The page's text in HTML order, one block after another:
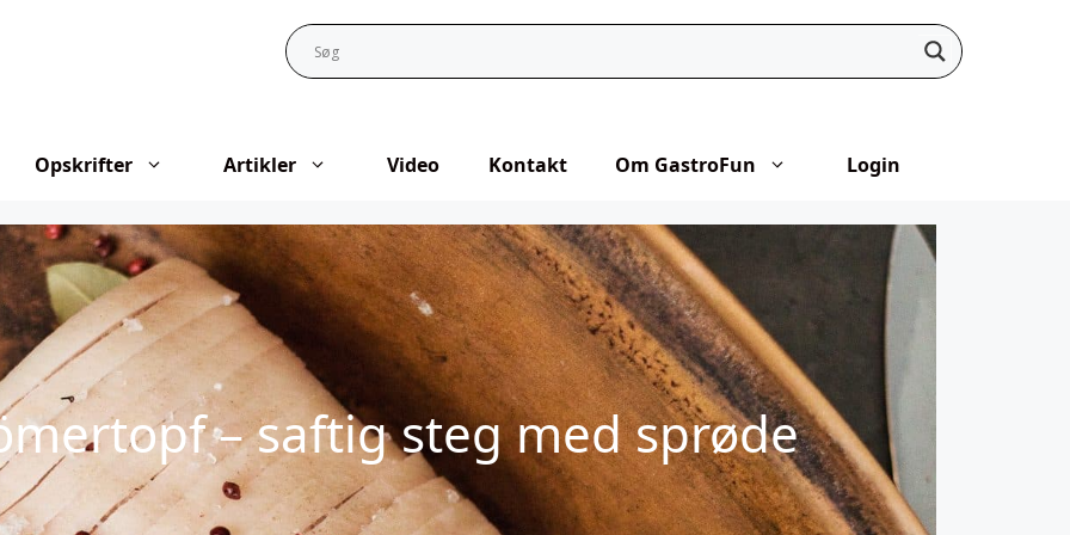
Opskrifter Artikler Video Kontakt Om GastroFun Login
– saftig steg med sprøde